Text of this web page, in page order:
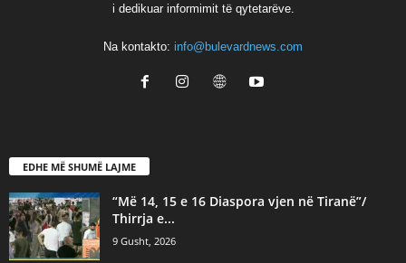
i dedikuar informimit të qytetarëve.
Na kontakto: info@bulevardnews.com
EDHE MË SHUMË LAJME
“Më 14, 15 e 16 Diaspora vjen në Tiranë”/
Thirrja e...
9 Gusht, 2026